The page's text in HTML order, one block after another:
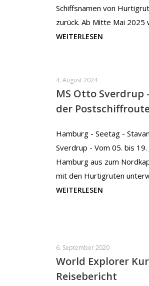
Schiffsnamen von
zurück. Ab Mitte Mai
WEITERLESEN
4. August 2024
MS Otto Sverdrup
der
Hamburg - Seetag -
Sverdrup - Vom 05. bis 19.
Hamburg aus zum
mit den Hurtigruten
WEITERLESEN
6. September 2020
World Explorer
Reisebericht